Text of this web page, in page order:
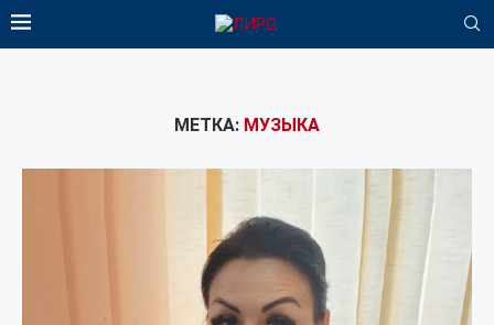
МЕТКА: МУЗЫКА